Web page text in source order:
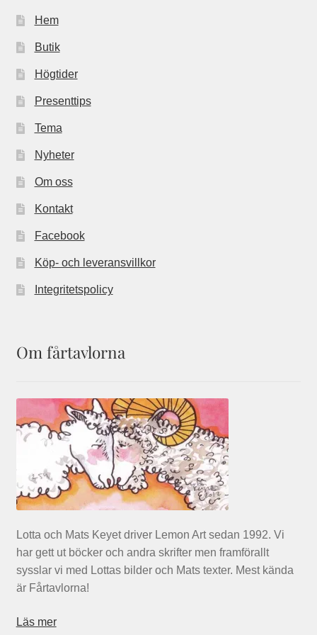
Hem
Butik
Högtider
Presenttips
Tema
Nyheter
Om oss
Kontakt
Facebook
Köp- och leveransvillkor
Integritetspolicy
Om fårtavlorna
Lotta och Mats Keyet driver Lemon Art sedan 1992. Vi
har gett ut böcker och andra skrifter men framförallt
sysslar vi med Lottas bilder och Mats texter. Mest kända
är Fårtavlorna!
Läs mer